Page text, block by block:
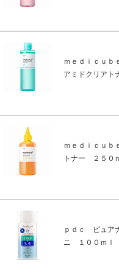
ｍｅｄｉｃｕｂ
アミドクリアト
ｍｅｄｉｃｕｂ
トナー ２５０
ｐｄｃ ピュア
ニ １００ｍｌ